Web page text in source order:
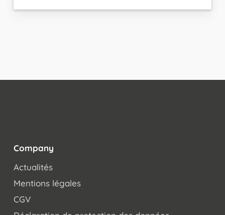
Company
Actualités
Mentions légales
CGV